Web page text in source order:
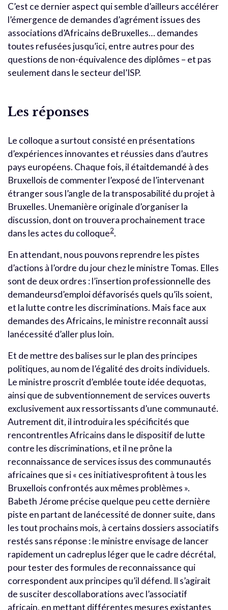
C’est ce dernier aspect qui semble d’ailleurs accélérer
l’émergence de demandes d’agrément issues des
associations d’Africains deBruxelles… demandes
toutes refusées jusqu’ici, entre autres pour des
questions de non-équivalence des diplômes – et pas
seulement dans le secteur del’ISP.
Les réponses
Le colloque a surtout consisté en présentations
d’expériences innovantes et réussies dans d’autres
pays européens. Chaque fois, il étaitdemandé à des
Bruxellois de commenter l’exposé de l’intervenant
étranger sous l’angle de la transposabilité du projet à
Bruxelles. Unemanière originale d’organiser la
discussion, dont on trouvera prochainement trace
dans les actes du colloque2.
En attendant, nous pouvons reprendre les pistes
d’actions à l’ordre du jour chez le ministre Tomas. Elles
sont de deux ordres : l’insertion professionnelle des
demandeursd’emploi défavorisés quels qu’ils soient,
et la lutte contre les discriminations. Mais face aux
demandes des Africains, le ministre reconnaît aussi
lanécessité d’aller plus loin.
Et de mettre des balises sur le plan des principes
politiques, au nom de l’égalité des droits individuels.
Le ministre proscrit d’emblée toute idée dequotas,
ainsi que de subventionnement de services ouverts
exclusivement aux ressortissants d’une communauté.
Autrement dit, il introduira les spécificités que
rencontrentles Africains dans le dispositif de lutte
contre les discriminations, et il ne prône la
reconnaissance de services issus des communautés
africaines que si « ces initiativesprofitent à tous les
Bruxellois confrontés aux mêmes problèmes ».
Babeth Jérome précise quelque peu cette dernière
piste en partant de lanécessité de donner suite, dans
les tout prochains mois, à certains dossiers associatifs
restés sans réponse : le ministre envisage de lancer
rapidement un cadreplus léger que le cadre décrétal,
pour tester des formules de reconnaissance qui
correspondent aux principes qu’il défend. Il s’agirait
de susciter descollaborations avec l’associatif
africain, en mettant différentes mesures existantes